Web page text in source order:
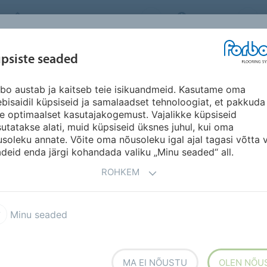
FORBO FLOORING SYSTEMS ESTONIA
SEGMENDID SÄÄSTVUSKAVA
Eternal Wood
ja loodusläheduse
Woodi tooted on
minimalistlik
pea kõigisse
lahtiselt paigaldatavas
seaded
austab ja kaitseb teie isikuandmeid. Kasutame oma
küpsiseid ja samalaadset tehnoloogiat, et pakkuda
optimaalset kasutajakogemust. Vajalikke küpsiseid
alati, muid küpsiseid üksnes juhul, kui oma
annate. Võite oma nõusoleku igal ajal tagasi võtta
enda järgi kohandada valiku „Minu seaded“ all.
ROHKEM
Minu seaded
MA EI NÕUSTU OLEN